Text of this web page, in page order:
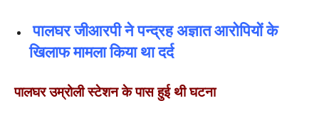
पालघर जीआरपी ने पन्द्रह अज्ञात आरोपियों के
खिलाफ मामला किया था दर्द
पालघर उम्रोली स्टेशन के पास हुई थी घटना